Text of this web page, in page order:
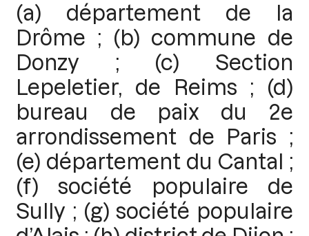
(a) département de la
Drôme ; (b) commune de
Donzy ; (c) Section
Lepeletier, de Reims ; (d)
bureau de paix du 2e
arrondissement de Paris ;
(e) département du Cantal ;
(f) société populaire de
Sully ; (g) société populaire